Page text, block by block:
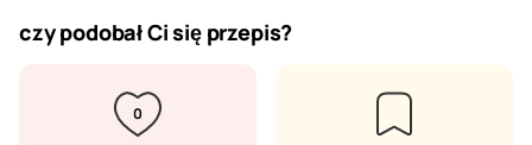
czy podobał Ci się przepis?
0